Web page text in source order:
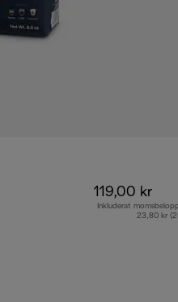
119,00 kr
Inkluderat
23,80 kr